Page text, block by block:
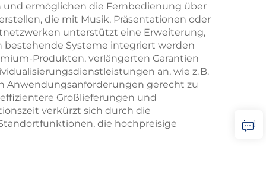
ermöglichen die Fernbedienung über
die mit Musik, Präsentationen oder
unterstützt eine Erweiterung,
bestehende Systeme integriert werden
Produkten, verlängerten Garantien
an, wie z. B.
Anwendungsanforderungen gerecht zu
Großlieferungen und
verkürzt sich durch die
die hochpreisige